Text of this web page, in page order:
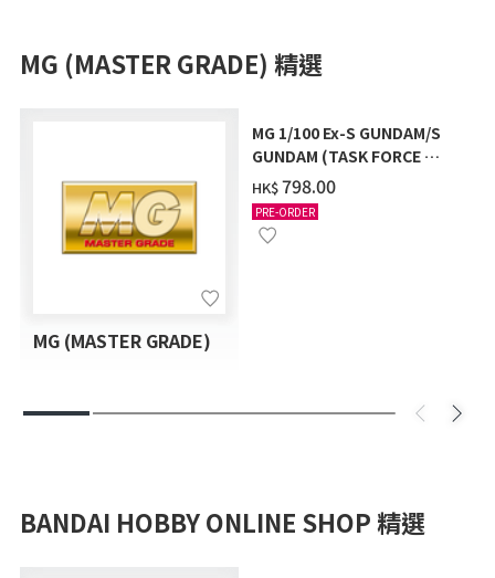
MG (MASTER GRADE) 精選
MG (MASTER GRADE)
MG 1/100 Ex-S GUNDAM/S
GUNDAM (TASK FORCE α
Ver.) [2026年10月發送]
HK$‌798.00
PRE-ORDER
BANDAI HOBBY ONLINE SHOP 精選